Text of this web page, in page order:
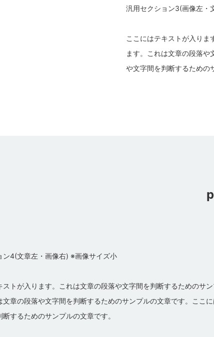
汎用セクション3(画像左・
ここにはテキストが入りま
ます。これは文章の段落
や文字間を判断するための
ン4(文章左・画像右) ※画像サイズ小
ストが入ります。これは文章の段落や文字間を判断するためのサ
文章の段落や文字間を判断するためのサンプルの文章です。ここ
するためのサンプルの文章です。